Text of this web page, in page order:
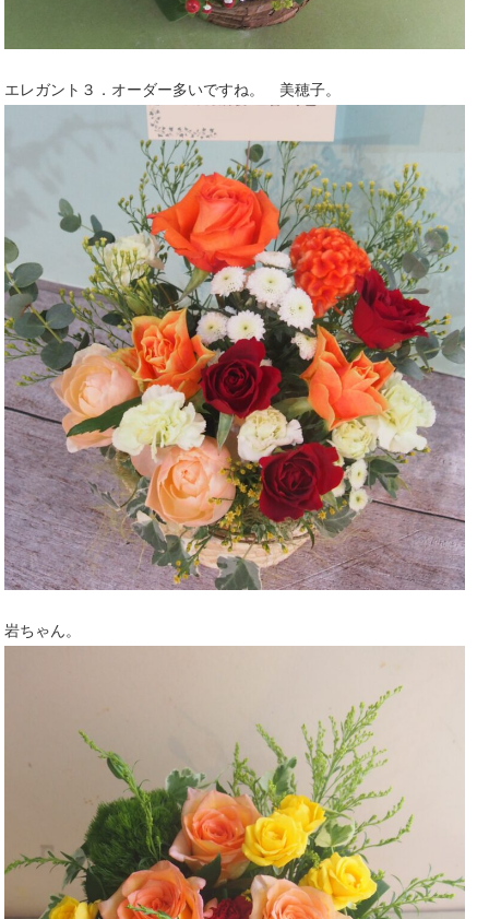
エレガント３．オーダー多いですね。 美穂子。
岩ちゃん。